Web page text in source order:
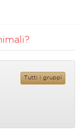
Tutti i gruppi